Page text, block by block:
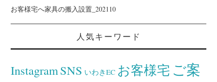
お客様宅へ家具の搬入設置_202110
人気キーワード
InstagramSNS いわきEC お客様宅 ご案